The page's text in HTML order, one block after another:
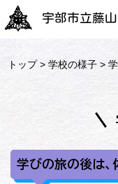
宇部市立藤
トップ>学校の様子 >
学びの旅の後は、